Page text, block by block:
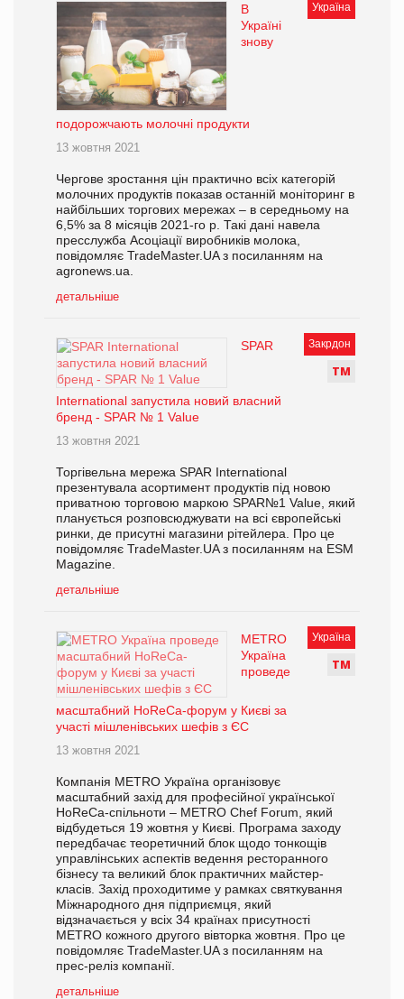
Україна
В
Україні
знову
подорожчають молочні продукти
13 жовтня 2021
Чергове зростання цін практично всіх категорій
молочних продуктів показав останній моніторинг в
найбільших торгових мережах – в середньому на
6,5% за 8 місяців 2021-го р. Такі дані навела
пресслужба Асоціації виробників молока,
повідомляє TradeMaster.UA з посиланням на
agronews.ua.
детальніше
Закрдон
ТМ
SPAR
International запустила новий власний
бренд - SPAR № 1 Value
13 жовтня 2021
Торгівельна мережа SPAR International
презентувала асортимент продуктів під новою
приватною торговою маркою SPAR№1 Value, який
планується розповсюджувати на всі європейські
ринки, де присутні магазини рітейлера. Про це
повідомляє TradeMaster.UA з посиланням на ESM
Magazine.
детальніше
Україна
ТМ
METRO
Україна
проведе
масштабний HoReCa-форум у Києві за
участі мішленівських шефів з ЄС
13 жовтня 2021
Компанія METRO Україна організовує
масштабний захід для професійної української
HoReCa-спільноти – METRO Chef Forum, який
відбудеться 19 жовтня у Києві. Програма заходу
передбачає теоретичний блок щодо тонкощів
управлінських аспектів ведення ресторанного
бізнесу та великий блок практичних майстер-
класів. Захід проходитиме у рамках святкування
Міжнародного дня підприємця, який
відзначається у всіх 34 країнах присутності
METRO кожного другого вівторка жовтня. Про це
повідомляє TradeMaster.UA з посиланням на
прес-реліз компанії.
детальніше